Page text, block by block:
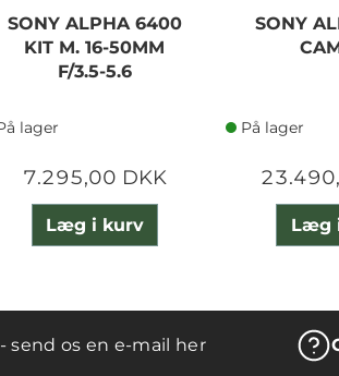
SONY ALPHA 6400
KIT M. 16-50MM
F/3.5-5.6
lager
7.295,00 DKK
Læg i kurv
SONY
På lager
Læg
- send os en e-mail her